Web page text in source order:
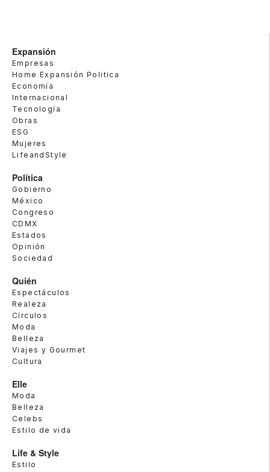
Expansión
Empresas
Home Expansión Politica
Economía
Internacional
Tecnología
Obras
ESG
Mujeres
LifeandStyle
Política
Gobierno
México
Congreso
CDMX
Estados
Opinión
Sociedad
Quién
Espectáculos
Realeza
Círculos
Moda
Belleza
Viajes y Gourmet
Cultura
Elle
Moda
Belleza
Celebs
Estilo de vida
Life & Style
Estilo